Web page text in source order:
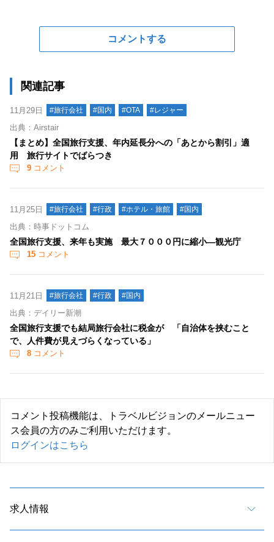
コメントする
関連記事
11月29日 #旅行会社 #国内 #OTA #レジャー
出典：Airstair
【まとめ】全国旅行支援、年内延長分への「あとから割引」適
用 旅行サイトでばらつき
9 コメント
11月25日 #旅行会社 #行政 #ホテル・旅館 #国内
出典：時事ドットコム
全国旅行支援、来年も実施 最大７０００円に縮小―観光庁
15 コメント
11月21日 #旅行会社 #行政 #国内
出典：デイリー新潮
全国旅行支援でも結局旅行会社に税金が 「自治体を挟むこと
で、人件費が見えづらくなっている」
8 コメント
コメント投稿機能は、トラベルビジョンのメールニュー
ス会員の方のみご利用いただけます。
ログインはこちら
求人情報